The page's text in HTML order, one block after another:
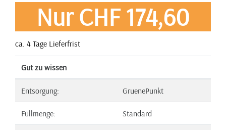
Nur CHF 174,60
ca. 4 Tage Lieferfrist
Gut zu wissen
Entsorgung: GruenePunkt
Füllmenge: Standard